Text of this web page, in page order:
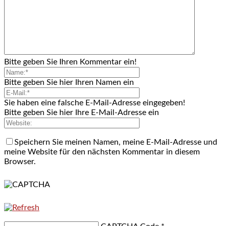
Bitte geben Sie Ihren Kommentar ein!
Bitte geben Sie hier Ihren Namen ein
Sie haben eine falsche E-Mail-Adresse eingegeben!
Bitte geben Sie hier Ihre E-Mail-Adresse ein
Speichern Sie meinen Namen, meine E-Mail-Adresse und
meine Website für den nächsten Kommentar in diesem
Browser.